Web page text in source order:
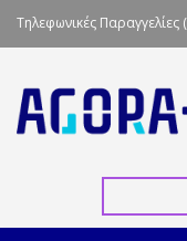
Τηλεφωνικές Παραγγελίες